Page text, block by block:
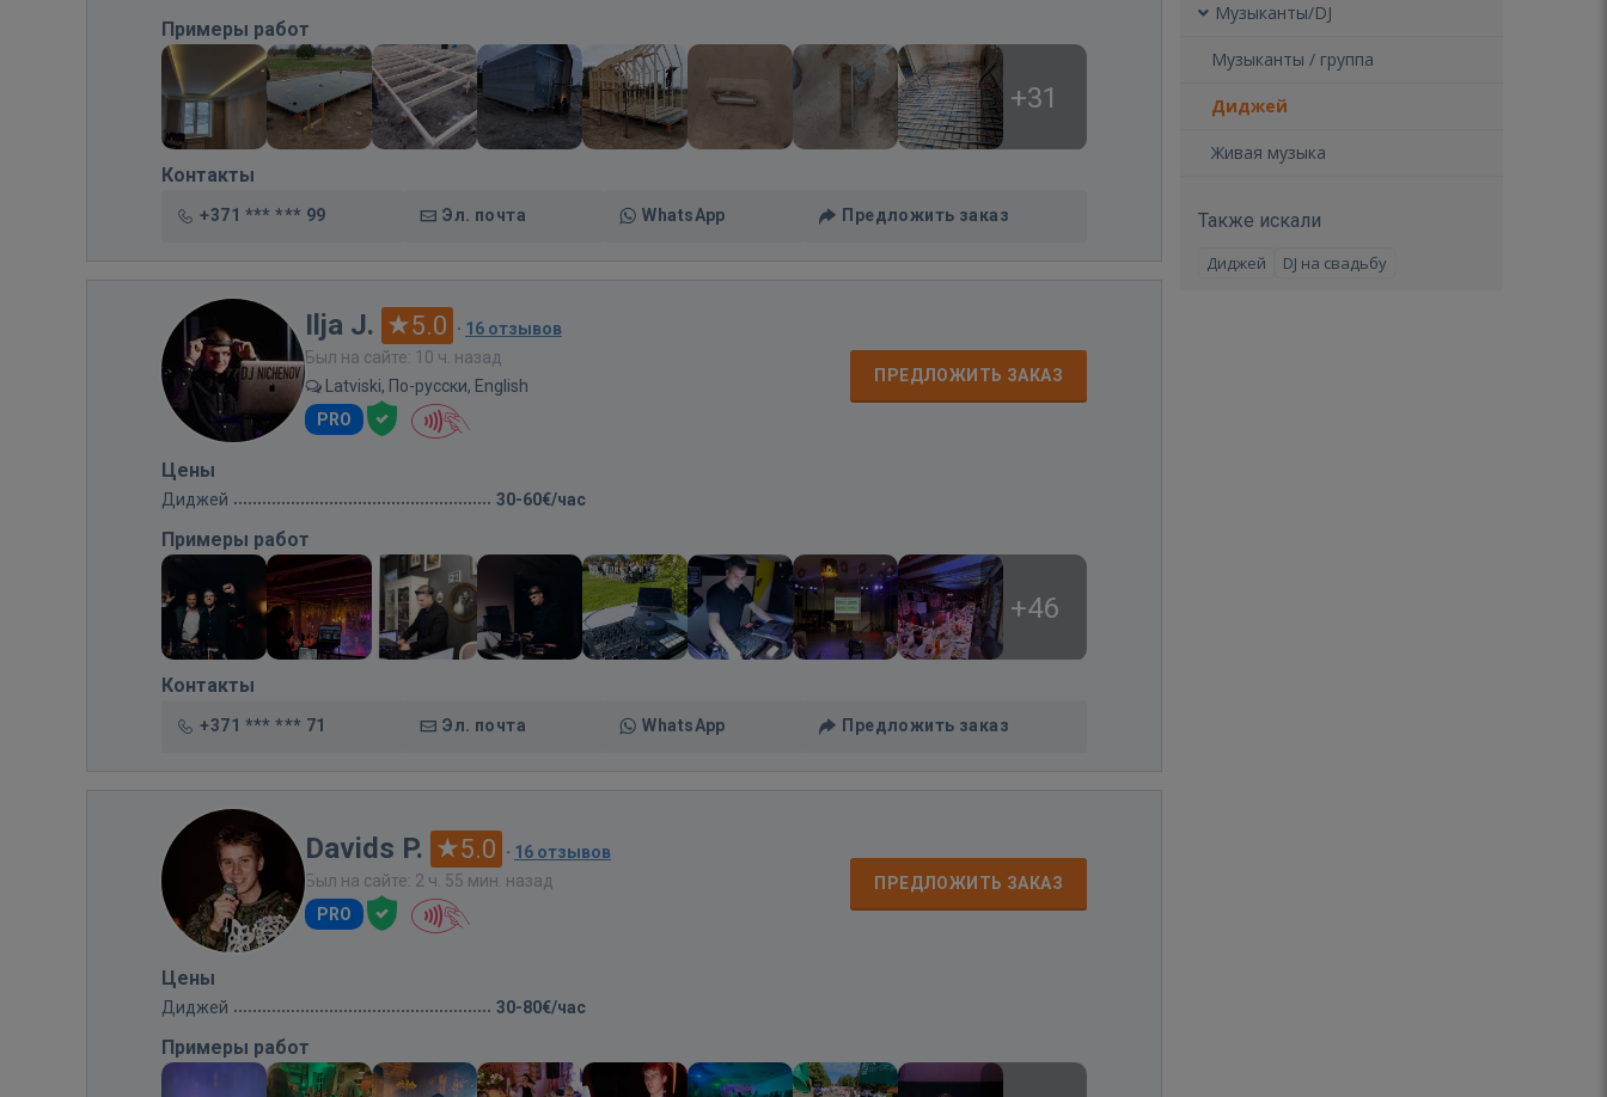
Примеры работ
+31
Контакты
+371 *** *** 99 Эл. почта WhatsApp Предложить заказ
Ilja J. 5.0 · 16 отзывов
Был на сайте: 10 ч. назад
Latviski, По-русски, English
PRO
ПРЕДЛОЖИТЬ ЗАКАЗ
Цены
Диджей 30-60€/час
Примеры работ
+46
Контакты
+371 *** *** 71 Эл. почта WhatsApp Предложить заказ
Davids P. 5.0 · 16 отзывов
Был на сайте: 2 ч. 55 мин. назад
PRO
ПРЕДЛОЖИТЬ ЗАКАЗ
Цены
Диджей 30-80€/час
Примеры работ
Музыканты/DJ
Музыканты / группа
Диджей
Живая музыка
Также искали
Диджей DJ на свадьбу